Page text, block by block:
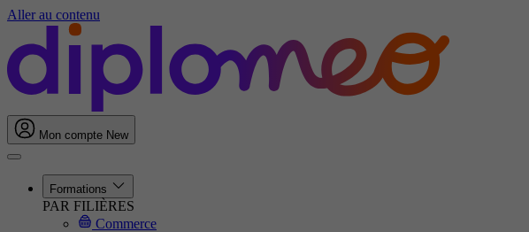
Aller au contenu
Mon compte New
Formations
PAR FILIÈRES
Commerce